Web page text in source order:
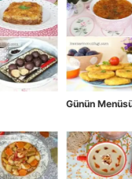
Günün